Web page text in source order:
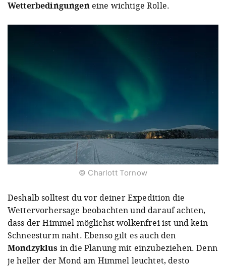
Wetterbedingungeneine wichtige Rolle.
© Charlott Tornow
Deshalb solltest du vor deiner Expedition die
Wettervorhersage beobachten und darauf achten,
dass der Himmel möglichst wolkenfrei ist und kein
Schneesturm naht. Ebenso gilt es auch den
Mondzyklus in die Planung mit einzubeziehen. Denn
je heller der Mond am Himmel leuchtet, desto